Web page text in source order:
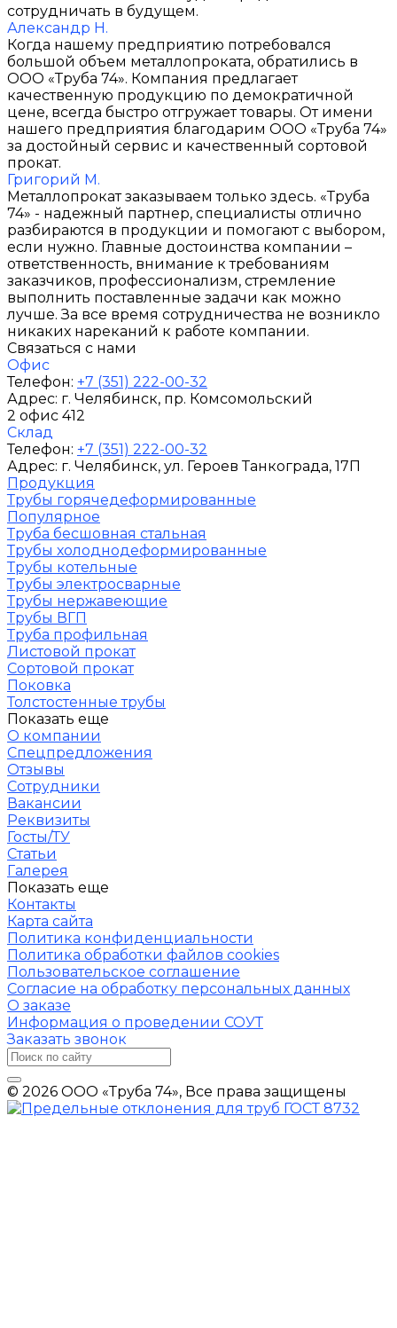
сотрудничать в будущем.
Александр Н.
Когда нашему предприятию потребовался
большой объем металлопроката, обратились в
ООО «Труба 74». Компания предлагает
качественную продукцию по демократичной
цене, всегда быстро отгружает товары. От имени
нашего предприятия благодарим ООО «Труба 74»
за достойный сервис и качественный сортовой
прокат.
Григорий М.
Металлопрокат заказываем только здесь. «Труба
74» - надежный партнер, специалисты отлично
разбираются в продукции и помогают с выбором,
если нужно. Главные достоинства компании –
ответственность, внимание к требованиям
заказчиков, профессионализм, стремление
выполнить поставленные задачи как можно
лучше. За все время сотрудничества не возникло
никаких нареканий к работе компании.
Связаться с нами
Офис
Телефон: +7 (351) 222-00-32
Адрес: г. Челябинск, пр. Комсомольский
2 офис 412
Склад
Телефон: +7 (351) 222-00-32
Адрес: г. Челябинск, ул. Героев Танкограда, 17П
Продукция
Трубы горячедеформированные
Популярное
Труба бесшовная стальная
Трубы холоднодеформированные
Трубы котельные
Трубы электросварные
Трубы нержавеющие
Трубы ВГП
Труба профильная
Листовой прокат
Сортовой прокат
Поковка
Толстостенные трубы
Показать еще
О компании
Спецпредложения
Отзывы
Сотрудники
Вакансии
Реквизиты
Госты/ТУ
Статьи
Галерея
Показать еще
Контакты
Карта сайта
Политика конфиденциальности
Политика обработки файлов cookies
Пользовательское соглашение
Согласие на обработку персональных данных
О заказе
Информация о проведении СОУТ
Заказать звонок
© 2026 ООО «Труба 74», Все права защищены